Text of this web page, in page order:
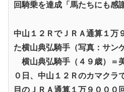
回騎乗を達成「馬たちにも感
中山１２ＲでＪＲＡ通算１万
た横山典弘騎手（写真：サン
横山典弘騎手（４９歳）＝
０日、中山１２Ｒのカマクラ
目のＪＲＡ通算１万９０００